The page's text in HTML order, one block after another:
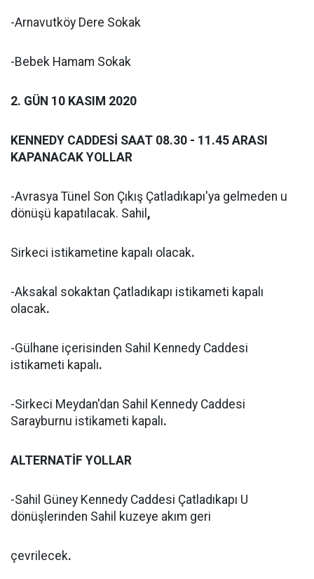
-Arnavutköy Dere Sokak
-Bebek Hamam Sokak
2. GÜN 10 KASIM 2020
KENNEDY CADDESİ SAAT 08.30 - 11.45 ARASI
KAPANACAK YOLLAR
-Avrasya Tünel Son Çıkış Çatladıkapı'ya gelmeden u
dönüşü kapatılacak. Sahil ,
Sirkeci istikametine kapalı olacak.
-Aksakal sokaktan Çatladıkapı istikameti kapalı
olacak.
-Gülhane içerisinden Sahil Kennedy Caddesi
istikameti kapalı.
-Sirkeci Meydan'dan Sahil Kennedy Caddesi
Sarayburnu istikameti kapalı.
ALTERNATİF YOLLAR
-Sahil Güney Kennedy Caddesi Çatladıkapı U
dönüşlerinden Sahil kuzeye akım geri
çevrilecek.